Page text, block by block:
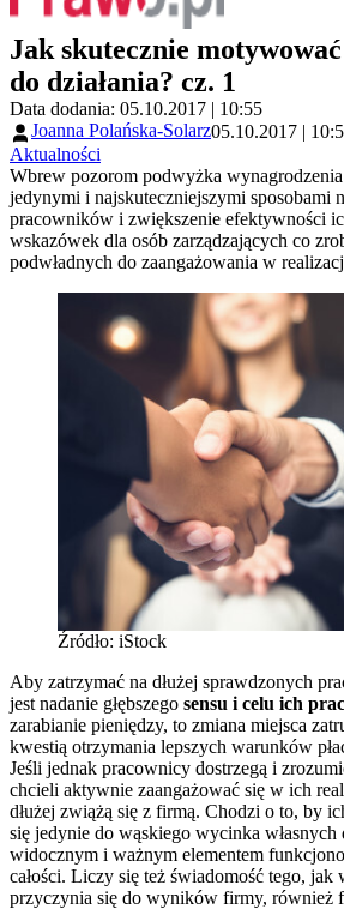
Jak skutecznie
do działania? cz. 1
Data dodania: 05.10.2017 | 10:55
Joanna Polańska-Solarz05.10.2017 |
Aktualności
Wbrew pozorom podwyżka
jedynymi i najskuteczniejszymi sposobami
pracowników i zwiększenie efektywności
wskazówek dla osób zarządzających co
podwładnych do zaangażowania w
Źródło: iStock
Aby zatrzymać na dłużej sprawdzonych
jest nadanie głębszego sensu i celu ich
zarabianie pieniędzy, to zmiana miejsca
kwestią otrzymania lepszych warunków
Jeśli jednak pracownicy dostrzegą i
chcieli aktywnie zaangażować się w ich
dłużej zwiążą się z firmą. Chodzi o to, by
się jedynie do wąskiego wycinka własnych
widocznym i ważnym elementem
całości. Liczy się też świadomość tego, jak
przyczynia się do wyników firmy, również